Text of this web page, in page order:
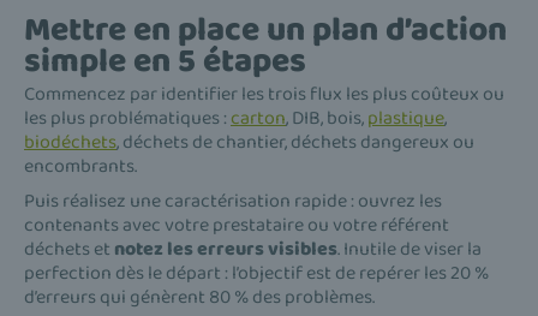
Mettre en place un plan d’action
simple en 5 étapes
Commencez par identifier les trois flux les plus coûteux ou
les plus problématiques :carton, DIB, bois,plastique,
biodéchets, déchets de chantier, déchets dangereux ou
encombrants.
Puis réalisez une caractérisation rapide : ouvrez les
contenants avec votre prestataire ou votre référent
déchets et notez les erreurs visibles. Inutile de viser la
perfection dès le départ : l’objectif est de repérer les 20 %
d’erreurs qui génèrent 80 % des problèmes.